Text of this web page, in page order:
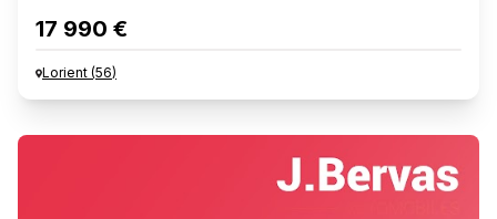
17 990 €
Lorient (56)